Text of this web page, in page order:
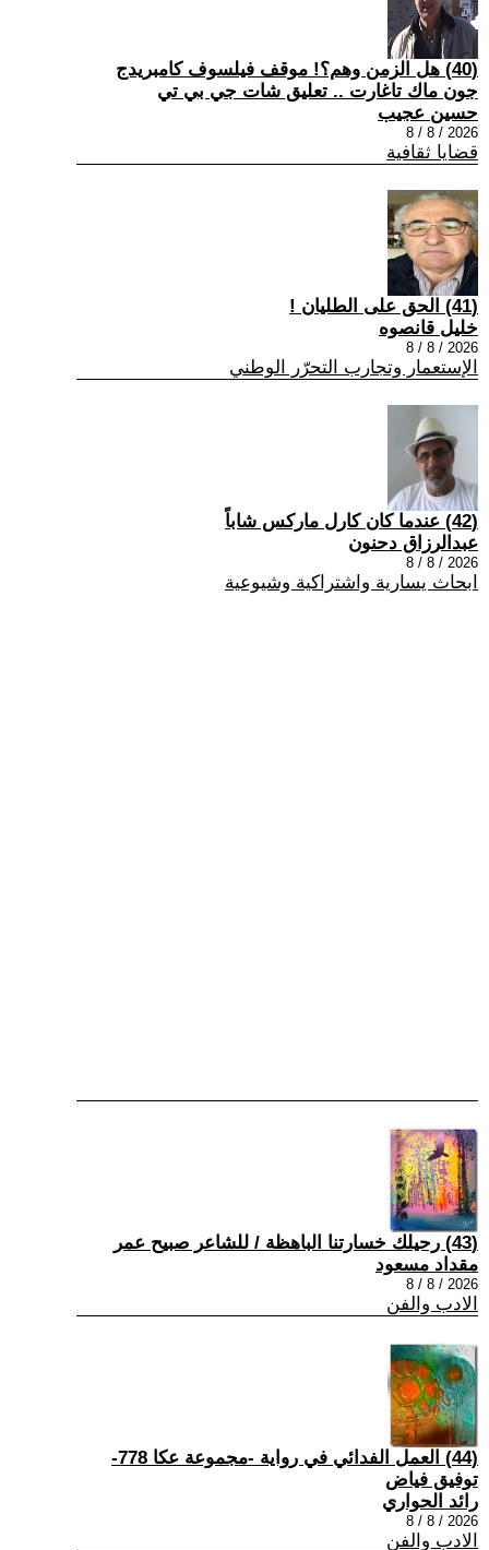
(40) هل الزمن وهم؟! موقف فيلسوف كامبريدج
جون ماك تاغارت .. تعليق شات جي بي تي
حسين عجيب
2026 / 8 / 8
قضايا ثقافية
(41) الحق على الطليان !
خليل قانصوه
2026 / 8 / 8
الإستعمار وتجارب التحرّر الوطني
(42) عندما كان كارل ماركس شاباً
عبدالرزاق دحنون
2026 / 8 / 8
ابحاث يسارية واشتراكية وشيوعية
(43) رحيلك خسارتنا الباهظة / للشاعر صبيح عمر
مقداد مسعود
2026 / 8 / 8
الادب والفن
(44) العمل الفدائي في رواية -مجموعة عكا 778-
توفيق فياض
رائد الحواري
2026 / 8 / 8
الادب والفن